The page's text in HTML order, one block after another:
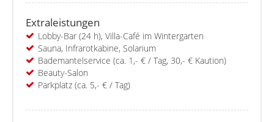
Extraleistungen
Lobby-Bar (24 h), Villa-Café im Wintergarten
Sauna, Infrarotkabine, Solarium
Bademantelservice (ca. 1,- € / Tag, 30,- € Kaution)
Beauty-Salon
Parkplatz (ca. 5,- € / Tag)